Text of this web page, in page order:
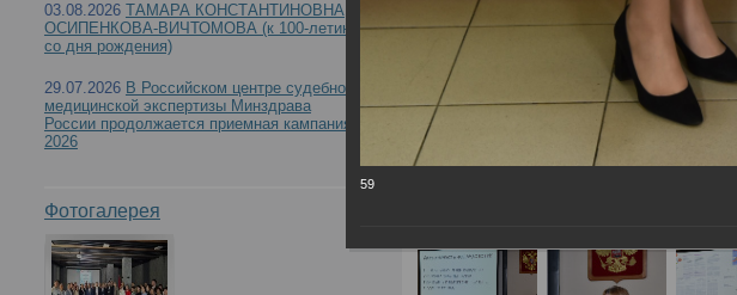
03.08.2026 ТАМАРА КОНСТАНТИНОВНА
ОСИПЕНКОВА-ВИЧТОМОВА (к 100-летию
со дня рождения)
29.07.2026 В Российском центре судебно-
медицинской экспертизы Минздрава
России продолжается приемная кампания
2026
Фотогалерея
59